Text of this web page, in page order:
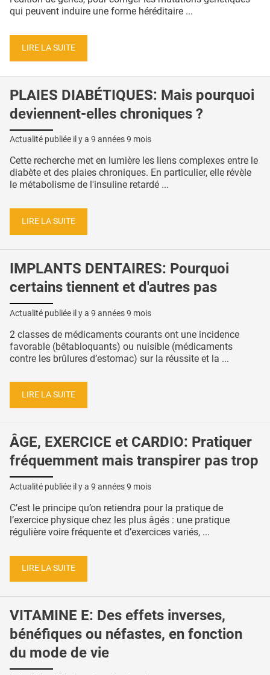
qui peuvent induire une forme héréditaire ...
LIRE LA SUITE
PLAIES DIABÉTIQUES: Mais pourquoi
deviennent-elles chroniques ?
Actualité publiée il y a 9 années 9 mois
Cette recherche met en lumière les liens complexes entre le
diabète et des plaies chroniques. En particulier, elle révèle
le métabolisme de l'insuline retardé ...
LIRE LA SUITE
IMPLANTS DENTAIRES: Pourquoi
certains tiennent et d'autres pas
Actualité publiée il y a 9 années 9 mois
2 classes de médicaments courants ont une incidence
favorable (bêtabloquants) ou nuisible (médicaments
contre les brûlures d’estomac) sur la réussite et la ...
LIRE LA SUITE
ÂGE, EXERCICE et CARDIO: Pratiquer
fréquemment mais transpirer pas trop
Actualité publiée il y a 9 années 9 mois
C’est le principe qu’on retiendra pour la pratique de
l’exercice physique chez les plus âgés : une pratique
régulière voire fréquente et d’exercices variés, ...
LIRE LA SUITE
VITAMINE E: Des effets inverses,
bénéfiques ou néfastes, en fonction
du mode de vie